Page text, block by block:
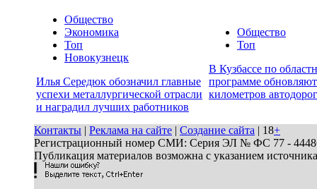
Общество
Экономика
Топ
Новокузнецк
Илья Середюк обозначил главные
успехи металлургической отрасли
и наградил лучших работников
Общество
Топ
В Кузбассе по
программе
километров автодорог
Контакты | Реклама на сайте | Создание сайта | 18+
Регистрационный номер СМИ: Серия ЭЛ № ФС 77 - 44486
Публикация материалов возможна с указанием